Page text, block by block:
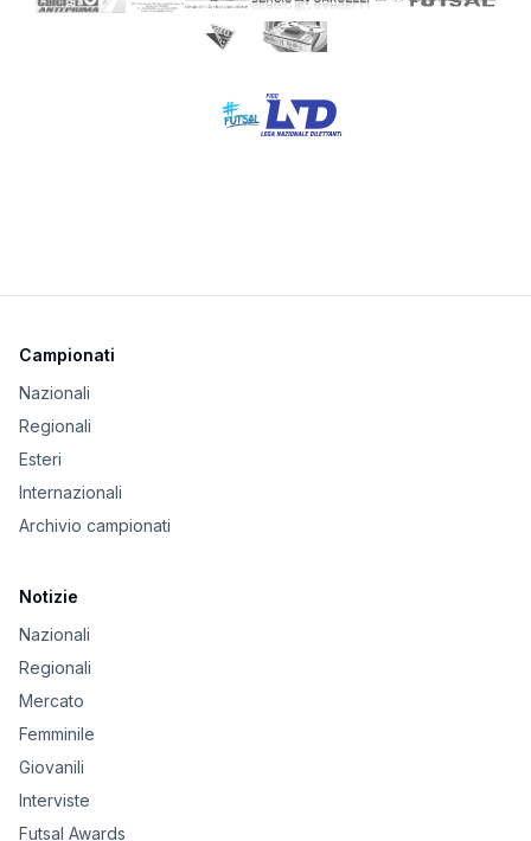
Campionati
Nazionali
Regionali
Esteri
Internazionali
Archivio campionati
Notizie
Nazionali
Regionali
Mercato
Femminile
Giovanili
Interviste
Futsal Awards